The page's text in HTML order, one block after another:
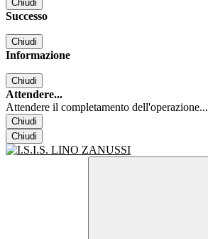
Chiudi
Successo
Chiudi
Informazione
Chiudi
Attendere...
Attendere il completamento dell'operazione...
Chiudi
Chiudi